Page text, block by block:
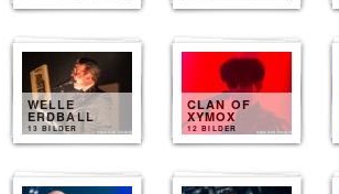
WELLE
ERDBALL
13 BILDER
CLAN OF
XYMOX
12 BILDER